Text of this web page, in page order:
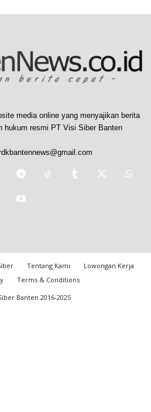
media online yang menyajikan berita
hukum resmi PT Visi Siber Banten
Tentang Kami
Lowongan Kerja
Terms & Conditions
Banten 2016-2025